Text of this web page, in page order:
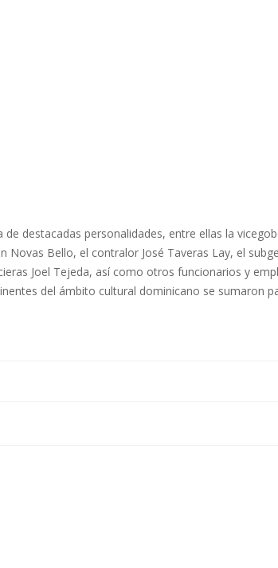
destacadas personalidades, entre ellas la
Novas Bello, el contralor José Taveras Lay, el
Joel Tejeda, así como otros funcionarios y
del ámbito cultural dominicano se sumaron